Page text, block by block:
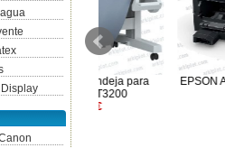
bandeja para
T3200
EPSON Adaptador de